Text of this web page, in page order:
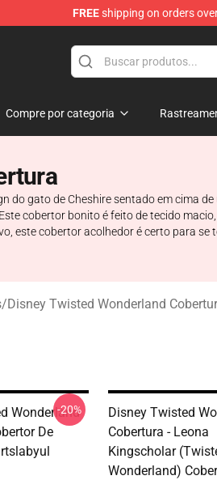
FREEshipping on orders
Compre por categoria
do gato de Cheshire sentado em cima
cobertor bonito é feito de tecido
este cobertor acolhedor é certo para
/Disney Twisted Wonderland
Wonderland
De
-20%
Disney Twisted
Cobertura - Leona
Kingscholar
Wonderland)